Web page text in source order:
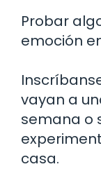
Probar
emoción
vayan a
semana o
casa.